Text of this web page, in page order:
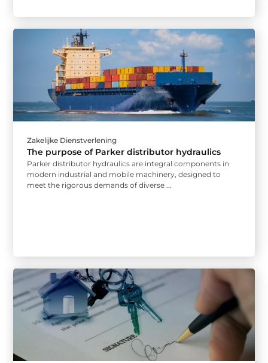
Zakelijke Dienstverlening
The purpose of Parker distributor hydraulics
Parker distributor hydraulics are integral components in
modern industrial and mobile machinery, designed to
meet the rigorous demands of diverse ...